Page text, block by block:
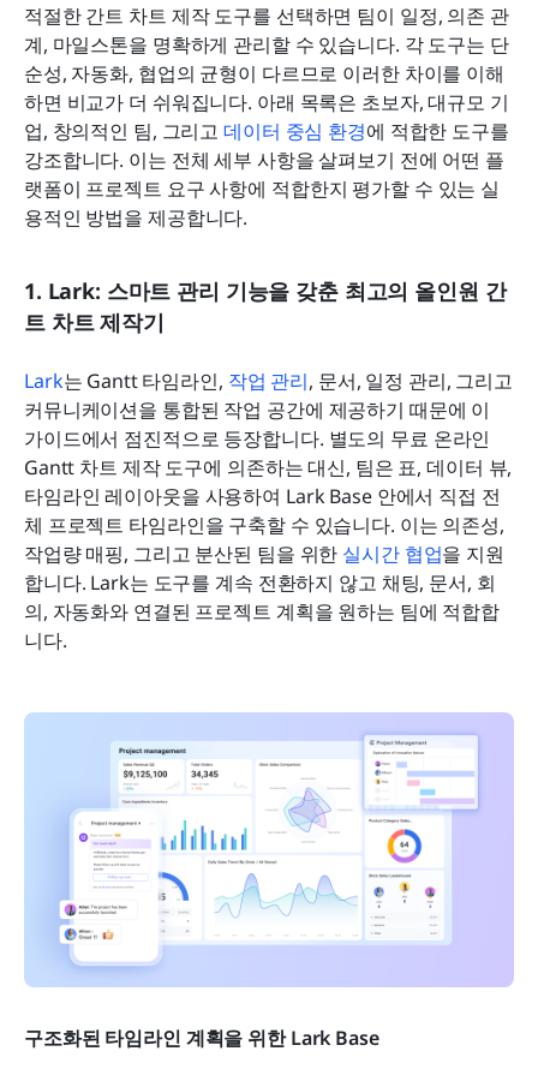
적절한 간트 차트 제작 도구를 선택하면 팀이 일정, 의존 관
계, 마일스톤을 명확하게 관리할 수 있습니다. 각 도구는 단
순성, 자동화, 협업의 균형이 다르므로 이러한 차이를 이해
하면 비교가 더 쉬워집니다. 아래 목록은 초보자, 대규모 기
업, 창의적인 팀, 그리고 데이터 중심 환경에 적합한 도구를
강조합니다. 이는 전체 세부 사항을 살펴보기 전에 어떤 플
랫폼이 프로젝트 요구 사항에 적합한지 평가할 수 있는 실
용적인 방법을 제공합니다.
1. Lark: 스마트 관리 기능을 갖춘 최고의 올인원 간
트 차트 제작기
Lark는 Gantt 타임라인, 작업 관리, 문서, 일정 관리, 그리고
커뮤니케이션을 통합된 작업 공간에 제공하기 때문에 이
가이드에서 점진적으로 등장합니다. 별도의 무료 온라인
Gantt 차트 제작 도구에 의존하는 대신, 팀은 표, 데이터 뷰,
타임라인 레이아웃을 사용하여 Lark Base 안에서 직접 전
체 프로젝트 타임라인을 구축할 수 있습니다. 이는 의존성,
작업량 매핑, 그리고 분산된 팀을 위한 실시간 협업을 지원
합니다. Lark는 도구를 계속 전환하지 않고 채팅, 문서, 회
의, 자동화와 연결된 프로젝트 계획을 원하는 팀에 적합합
니다.
구조화된 타임라인 계획을 위한 Lark Base